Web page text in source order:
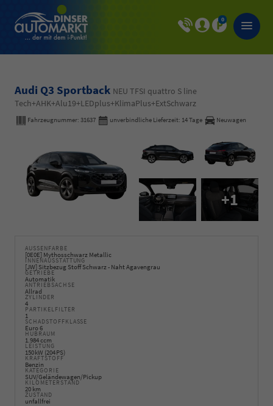
0
Audi Q3 Sportback NEU TFSI quattro S line
Tech+AHK+Alu19+LEDplus+KlimaPlus+ExtSchwarz
Fahrzeugnummer: 31637 unverbindliche Lieferzeit: 14 Tage Neuwagen
+1
AUSSENFARBE
[0E0E] Mythosschwarz Metallic
INNENAUSSTATTUNG
[JW] Sitzbezug Stoff Schwarz - Naht Agavengrau
GETRIEBE
Automatik
ANTRIEBSACHSE
Allrad
ZYLINDER
4
PARTIKELFILTER
1
SCHADSTOFFKLASSE
Euro 6
HUBRAUM
1.984 ccm
LEISTUNG
150 kW (204 PS)
KRAFTSTOFF
Benzin
KATEGORIE
SUV/Geländewagen/Pickup
KILOMETERSTAND
20 km
ZUSTAND
unfallfrei